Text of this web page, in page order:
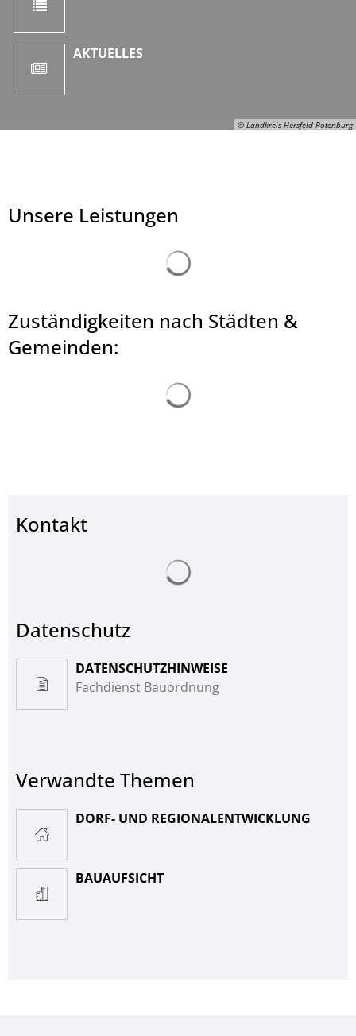
© Landkreis Hersfeld-Rotenburg
AKTUELLES
Unsere Leistungen
Zuständigkeiten nach Städten &
Gemeinden:
Kontakt
Datenschutz
DATENSCHUTZHINWEISE
Fachdienst Bauordnung
Verwandte Themen
DORF- UND REGIONALENTWICKLUNG
BAUAUFSICHT